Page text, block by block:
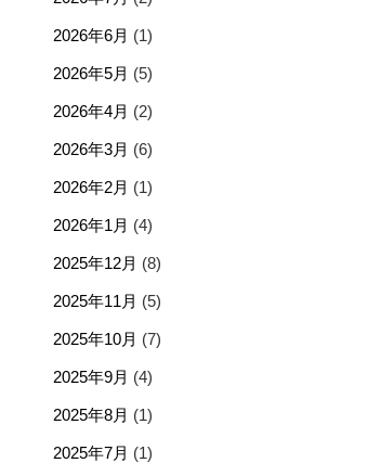
2026年6月 (1)
2026年5月 (5)
2026年4月 (2)
2026年3月 (6)
2026年2月 (1)
2026年1月 (4)
2025年12月 (8)
2025年11月 (5)
2025年10月 (7)
2025年9月 (4)
2025年8月 (1)
2025年7月 (1)